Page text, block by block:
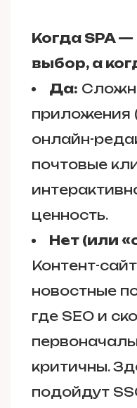
Когда SPA
выбор, а
Да:
приложения
онлайн-
почтовые
ценность.
Нет (или
Контент-
новостные
где SEO и
критичны.
подойдут